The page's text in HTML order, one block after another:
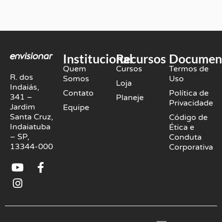
R. dos
Indaiás,
341 –
Jardim
Santa Cruz,
Indaiatuba
– SP,
13344-000
Y
o
t
F
e
I
n
t
Institucional
Quem
Somos
Contato
Equipe
Recursos
Cursos
Loja
Planeje
Termos de
Uso
Política de
Privacidade
Código de
Ética e
Conduta
Corporativa